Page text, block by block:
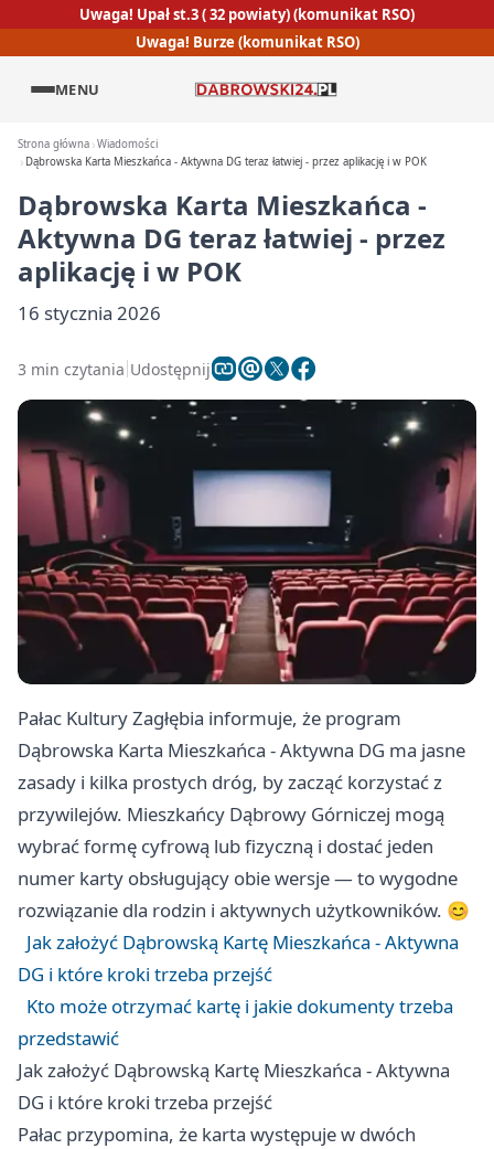
Uwaga! Upał st.3 ( 32 powiaty) (komunikat RSO)
Uwaga! Burze (komunikat RSO)
MENU
Strona główna Wiadomości
Dąbrowska Karta Mieszkańca - Aktywna DG teraz łatwiej - przez aplikację i w POK
Dąbrowska Karta Mieszkańca -
Aktywna DG teraz łatwiej - przez
aplikację i w POK
16 stycznia 2026
3 min czytania Udostępnij
Pałac Kultury Zagłębia informuje, że program
Dąbrowska Karta Mieszkańca - Aktywna DG ma jasne
zasady i kilka prostych dróg, by zacząć korzystać z
przywilejów. Mieszkańcy Dąbrowy Górniczej mogą
wybrać formę cyfrową lub fizyczną i dostać jeden
numer karty obsługujący obie wersje — to wygodne
rozwiązanie dla rodzin i aktywnych użytkowników. 😊
Jak założyć Dąbrowską Kartę Mieszkańca - Aktywna
DG i które kroki trzeba przejść
Kto może otrzymać kartę i jakie dokumenty trzeba
przedstawić
Jak założyć Dąbrowską Kartę Mieszkańca - Aktywna
DG i które kroki trzeba przejść
Pałac przypomina, że karta występuje w dwóch